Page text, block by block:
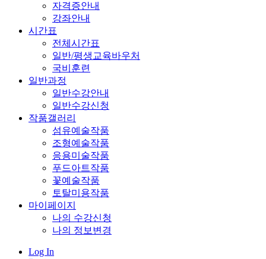
자격증안내
강좌안내
시간표
전체시간표
일반/평생교육바우처
국비훈련
일반과정
일반수강안내
일반수강신청
작품갤러리
섬유예술작품
조형예술작품
응용미술작품
푸드아트작품
꽃예술작품
토탈미용작품
마이페이지
나의 수강신청
나의 정보변경
Log In